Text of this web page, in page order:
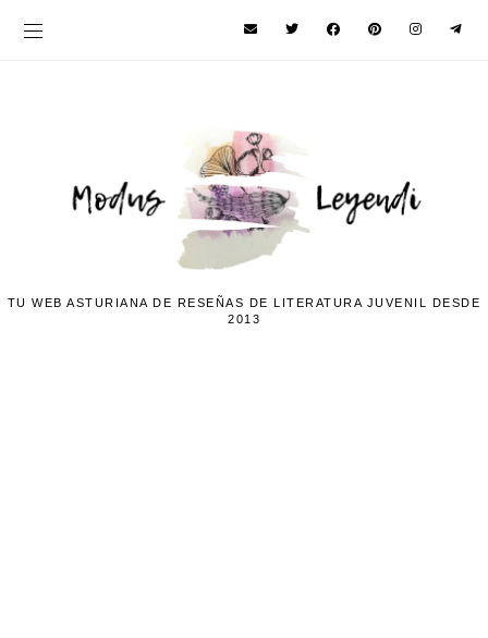
TU WEB ASTURIANA DE RESEÑAS DE LITERATURA JUVENIL DESDE
2013